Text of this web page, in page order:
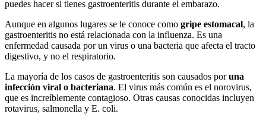
puedes hacer si tienes gastroenteritis durante el embarazo.
Aunque en algunos lugares se le conoce como gripe estomacal, la
gastroenteritis no está relacionada con la influenza. Es una
enfermedad causada por un virus o una bacteria que afecta el tracto
digestivo, y no el respiratorio.
La mayoría de los casos de gastroenteritis son causados poruna
infección viral o bacteriana. El virus más común es el norovirus,
que es increíblemente contagioso. Otras causas conocidas incluyen
rotavirus, salmonella y E. coli.